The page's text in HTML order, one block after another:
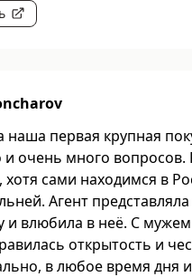
наша первая крупная
очень много вопросов.
хотя сами находимся в
Агент
и влюбила в неё. С
открытость и
в любое время дня